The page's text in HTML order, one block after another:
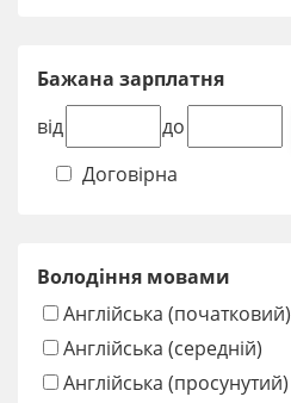
Бажана зарплатня
від
до
Договірна
Володіння мовами
Англійська (початковий)
Англійська (середній)
Англійська (просунутий)